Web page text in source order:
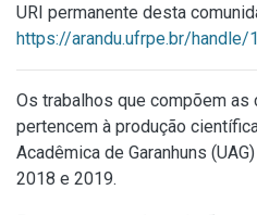
URI permanente desta
https://arandu.ufrpe.br/
Os trabalhos que compõem
pertencem à produção
Acadêmica de Garanhuns
2018 e 2019.